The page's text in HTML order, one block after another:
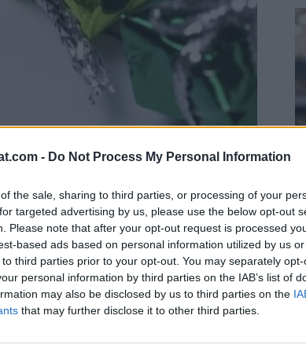
- Do Not Process My Personal Information
the sale, sharing to third parties, or processing of your
targeted advertising by us, please use the below opt-out
Please note that after your opt-out request is processed
based ads based on personal information utilized by us
third parties prior to your opt-out. You may separately
personal information by third parties on the IAB’s list of
may also be disclosed by us to third parties on the
that may further disclose it to other third parties.
jälleen tositoimiin perinteisellä
avattiin Leicesterin ja Manchester
2-2.